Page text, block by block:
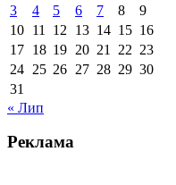
3
4 5 6 7 8
9
10 11 12 13 14 15 16
17 18 19 20 21 22 23
24 25 26 27 28 29 30
31
« Лип
Реклама